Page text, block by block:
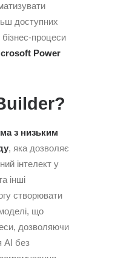
доступних
бізнес-процеси
Power
з низьким
, яка дозволяє
інтелект у
інші
створювати
що
дозволяючи
AI без